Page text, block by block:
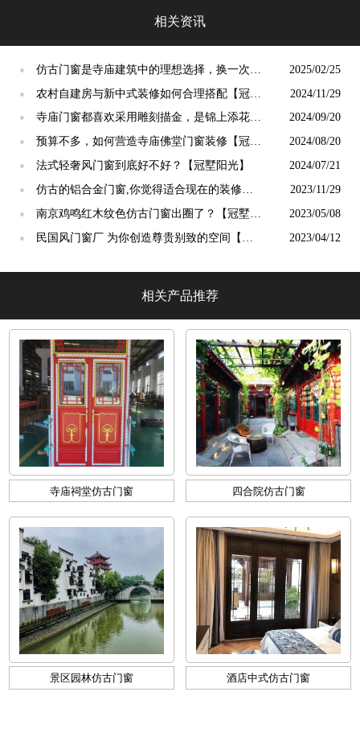
相关资讯
●
仿古门窗是寺庙建筑中的理想选择，换一次用
终生【冠墅阳光】
2025/02/25
●
农村自建房与新中式装修如何合理搭配【冠墅
阳光】
2024/11/29
●
寺庙门窗都喜欢采用雕刻描金，是锦上添花
吗？【冠墅阳光】
2024/09/20
●
预算不多，如何营造寺庙佛堂门窗装修【冠墅
阳光】
2024/08/20
● 法式轻奢风门窗到底好不好？【冠墅阳光】 2024/07/21
●
仿古的铝合金门窗,你觉得适合现在的装修吗?
【冠墅阳光】
2023/11/29
●
南京鸡鸣红木纹色仿古门窗出圈了？【冠墅阳
光】
2023/05/08
●
民国风门窗厂 为你创造尊贵别致的空间【冠
2023/04/12
相关产品推荐
寺庙祠堂仿古门窗 四合院仿古门窗
景区园林仿古门窗 酒店中式仿古门窗